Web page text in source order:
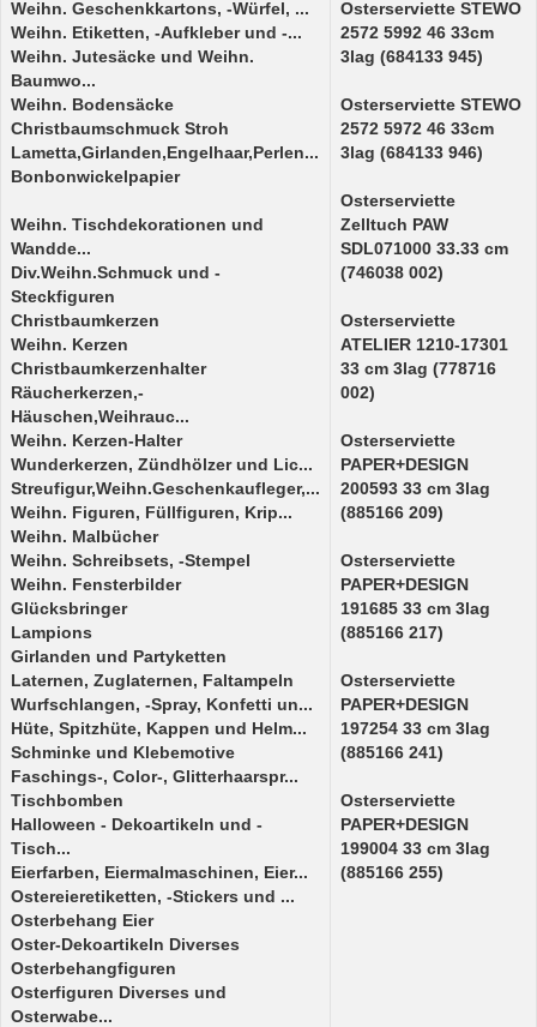
Weihn. Geschenkkartons, -Würfel, ...
Weihn. Etiketten, -Aufkleber und -...
Weihn. Jutesäcke und Weihn.
Baumwo...
Weihn. Bodensäcke
Christbaumschmuck Stroh
Lametta,Girlanden,Engelhaar,Perlen...
Bonbonwickelpapier
Weihn. Tischdekorationen und
Wandde...
Div.Weihn.Schmuck und -
Steckfiguren
Christbaumkerzen
Weihn. Kerzen
Christbaumkerzenhalter
Räucherkerzen,-
Häuschen,Weihrauc...
Weihn. Kerzen-Halter
Wunderkerzen, Zündhölzer und Lic...
Streufigur,Weihn.Geschenkaufleger,...
Weihn. Figuren, Füllfiguren, Krip...
Weihn. Malbücher
Weihn. Schreibsets, -Stempel
Weihn. Fensterbilder
Glücksbringer
Lampions
Girlanden und Partyketten
Laternen, Zuglaternen, Faltampeln
Wurfschlangen, -Spray, Konfetti un...
Hüte, Spitzhüte, Kappen und Helm...
Schminke und Klebemotive
Faschings-, Color-, Glitterhaarspr...
Tischbomben
Halloween - Dekoartikeln und -
Tisch...
Eierfarben, Eiermalmaschinen, Eier...
Ostereieretiketten, -Stickers und ...
Osterbehang Eier
Oster-Dekoartikeln Diverses
Osterbehangfiguren
Osterfiguren Diverses und
Osterwabe...
Osterserviette STEWO
2572 5992 46 33cm
3lag (684133 945)
Osterserviette STEWO
2572 5972 46 33cm
3lag (684133 946)
Osterserviette
Zelltuch PAW
SDL071000 33.33 cm
(746038 002)
Osterserviette
ATELIER 1210-17301
33 cm 3lag (778716
002)
Osterserviette
PAPER+DESIGN
200593 33 cm 3lag
(885166 209)
Osterserviette
PAPER+DESIGN
191685 33 cm 3lag
(885166 217)
Osterserviette
PAPER+DESIGN
197254 33 cm 3lag
(885166 241)
Osterserviette
PAPER+DESIGN
199004 33 cm 3lag
(885166 255)